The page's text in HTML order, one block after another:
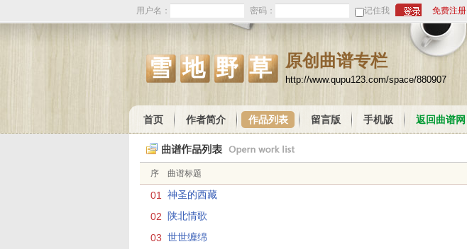
用户名： 密码： 记住我 免费注册
雪地野草 原创曲谱专栏
http://www.qupu123.com/space/880907
首页 作者简介 作品列表 留言版 手机版 返回曲谱网
序 曲谱标题
01 神圣的西藏
02 陕北情歌
03 世世缠绵